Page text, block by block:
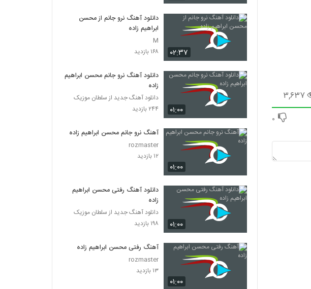
دانلود آهنگ جدید و زیبای علیرضا آذر با نام آلبوم
۱,۱۳۸ بازدید
سر کاری
۸۹۸ بازدید
دانلود آهنگ آقای داماد از آرمین نصرتی به همراه
متن ترانه
آهنگ گلپری جون از آرمین نصرتی(پاپ)
دانلود آهنگ مرتضی غلامی عاشقم باش
۱,۴۲۸ بازدید
آهنگ کمر باریک از وحید فریاد(پاپ)
۲,۴۴۲ بازدید
Mahan Bahramkhan Ravanparish
۶۲۲ بازدید
۳,۶۳۷
۰
۰۲:۳۷
دانلود آهنگ نرو جانم از محسن
ابراهیم زاده
M
۱۶۸ بازدید
۰۱:۰۰
دانلود آهنگ نرو جانم محسن ابراهیم
زاده
دانلود آهنگ جدید از سلطان موزیک
۲۴۴ بازدید
۰۱:۰۰
آهنگ نرو جانم محسن ابراهیم زاده
rozmaster
۱۲ بازدید
۰۱:۰۰
دانلود آهنگ رفتی محسن ابراهیم
زاده
دانلود آهنگ جدید از سلطان موزیک
۱۹۸ بازدید
۰۱:۰۰
آهنگ رفتی محسن ابراهیم زاده
rozmaster
۱۳ بازدید